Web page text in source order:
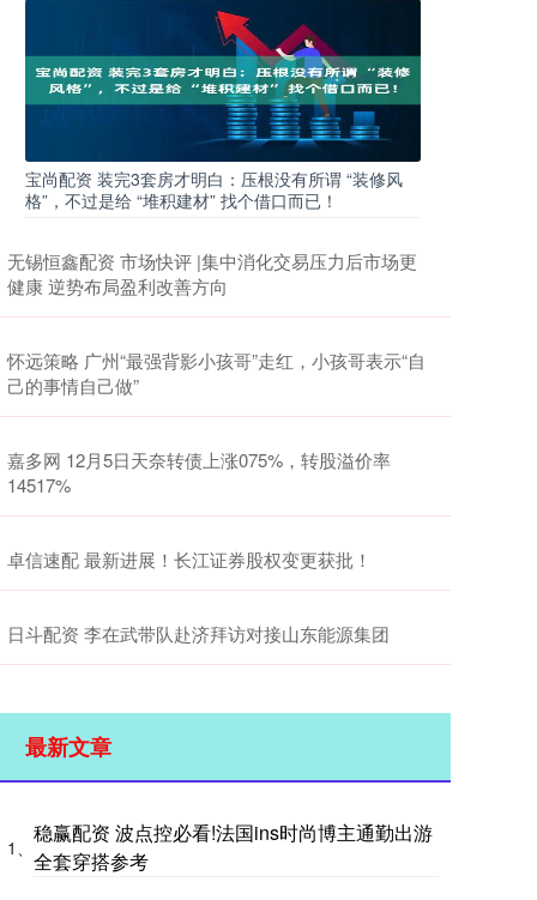
宝尚配资 装完3套房才明白：压根没有所谓 “装修风
格”，不过是给 “堆积建材” 找个借口而已！
无锡恒鑫配资 市场快评 |集中消化交易压力后市场更
健康 逆势布局盈利改善方向
怀远策略 广州“最强背影小孩哥”走红，小孩哥表示“自
己的事情自己做”
嘉多网 12月5日天奈转债上涨075%，转股溢价率
14517%
卓信速配 最新进展！长江证券股权变更获批！
日斗配资 李在武带队赴济拜访对接山东能源集团
最新文章
1、
稳赢配资 波点控必看!法国ins时尚博主通勤出游
全套穿搭参考